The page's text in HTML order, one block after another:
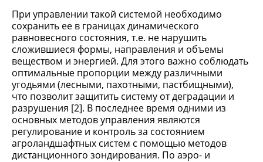
При управлении такой системой необходимо
сохранить ее в границах динамического
равновесного состояния, т.е. не нарушить
сложившиеся формы, направления и объемы
веществом и энергией. Для этого важно соблюдать
оптимальные пропорции между различными
угодьями (лесными, пахотными, пастбищными),
что позволит защитить систему от деградации и
разрушения [2]. В последнее время одними из
основных методов управления являются
регулирование и контроль за состоянием
агроландшафтных систем с помощью методов
дистанционного зондирования. По аэро- и